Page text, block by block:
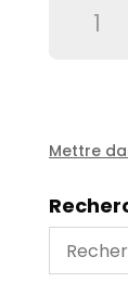
diam
-114
Mettre